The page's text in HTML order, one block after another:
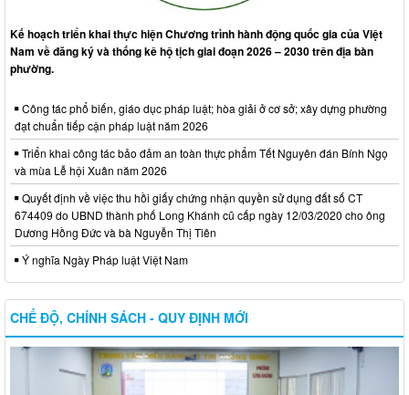
Kế hoạch triển khai thực hiện Chương trình hành động quốc gia của Việt
Nam về đăng ký và thống kê hộ tịch giai đoạn 2026 – 2030 trên địa bàn
phường.
Công tác phổ biến, giáo dục pháp luật; hòa giải ở cơ sở; xây dựng phường
đạt chuẩn tiếp cận pháp luật năm 2026
Triển khai công tác bảo đảm an toàn thực phẩm Tết Nguyên đán Bính Ngọ
và mùa Lễ hội Xuân năm 2026
Quyết định về việc thu hồi giấy chứng nhận quyền sử dụng đất số CT
674409 do UBND thành phố Long Khánh cũ cấp ngày 12/03/2020 cho ông
Dương Hồng Đức và bà Nguyễn Thị Tiên
Ý nghĩa Ngày Pháp luật Việt Nam
CHẾ ĐỘ, CHÍNH SÁCH - QUY ĐỊNH MỚI